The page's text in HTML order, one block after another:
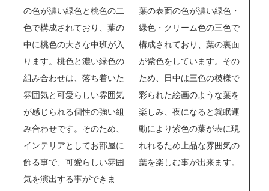
の色が濃い緑色と桃色の二
色で構成されており、葉の
中に桃色の大きな中班が入
ります。桃色と濃い緑色の
組み合わせは、落ち着いた
雰囲気と可愛らしい雰囲気
が感じられる個性の強い組
み合わせです。そのため、
インテリアとしてお部屋に
飾る事で、可愛らしい雰囲
気を演出する事ができま
葉の表面の色が濃い緑色・
緑色・クリーム色の三色で
構成されており、葉の裏面
が紫色をしています。その
ため、日中は三色の模様で
彩られた絵画のような葉を
楽しみ、夜になると就眠運
動により紫色の葉が表に現
れれるため上品な雰囲気の
葉を楽しむ事が出来ます。